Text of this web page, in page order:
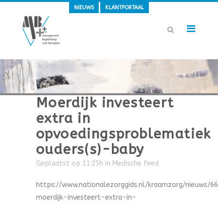
NIEUWS KLANTPORTAAL
Moerdijk investeert
extra in
opvoedingsproblematiek
ouders(s)-baby
Geplaatst op 11:25h in Medische feed
https://www.nationalezorggids.nl/kraamzorg/nieuws/
moerdijk-investeert-extra-in-